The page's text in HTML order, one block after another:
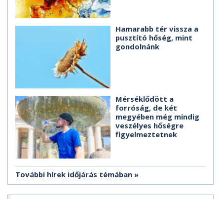
Hamarabb tér vissza a
pusztító hőség, mint
gondolnánk
Mérséklődött a
forróság, de két
megyében még mindig
veszélyes hőségre
figyelmeztetnek
További hírek időjárás témában